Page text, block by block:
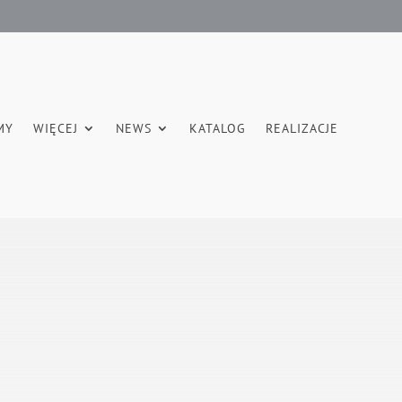
WIĘCEJ NEWS KATALOG REALIZACJE